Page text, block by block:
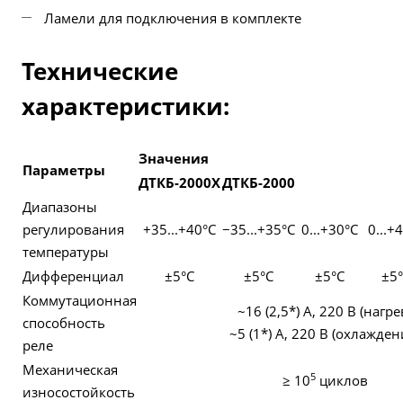
Ламели для подключения в комплекте
Технические
характеристики:
Параметры
Значения
ДТКБ-2000ХДТКБ-2000
Диапазоны
регулирования
температуры
+35...+40°С −35...+35°С 0...+30°С
Дифференциал ±5°С ±5°С ±5°С
Коммутационная
способность
реле
~16 (2,5*) А, 220 В
~5 (1*) А, 220 В
Механическая
износостойкость
≥ 105циклов